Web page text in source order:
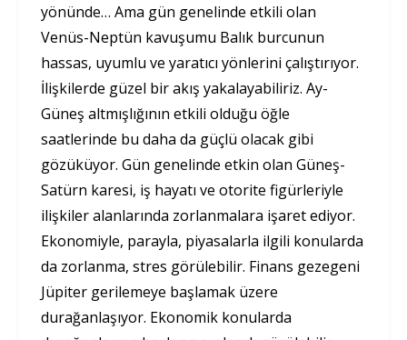
yönünde… Ama gün genelinde etkili olan
Venüs-Neptün kavuşumu Balık burcunun
hassas, uyumlu ve yaratıcı yönlerini çalıştırıyor.
İlişkilerde güzel bir akış yakalayabiliriz. Ay-
Güneş altmışlığının etkili olduğu öğle
saatlerinde bu daha da güçlü olacak gibi
gözüküyor. Gün genelinde etkin olan Güneş-
Satürn karesi, iş hayatı ve otorite figürleriyle
ilişkiler alanlarında zorlanmalara işaret ediyor.
Ekonomiyle, parayla, piyasalarla ilgili konularda
da zorlanma, stres görülebilir. Finans gezegeni
Jüpiter gerilemeye başlamak üzere
durağanlaşıyor. Ekonomik konularda